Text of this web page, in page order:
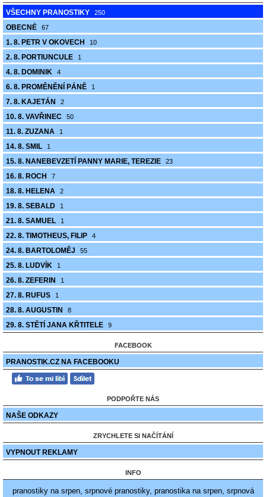
VŠECHNY PRANOSTIKY 250
OBECNÉ 67
1. 8. PETR V OKOVECH 10
2. 8. PORTIUNCULE 1
4. 8. DOMINIK 4
6. 8. PROMĚNĚNÍ PÁNĚ 1
7. 8. KAJETÁN 2
10. 8. VAVŘINEC 50
11. 8. ZUZANA 1
14. 8. SMIL 1
15. 8. NANEBEVZETÍ PANNY MARIE, TEREZIE 23
16. 8. ROCH 7
18. 8. HELENA 2
19. 8. SEBALD 1
21. 8. SAMUEL 1
22. 8. TIMOTHEUS, FILIP 4
24. 8. BARTOLOMĚJ 55
25. 8. LUDVÍK 1
26. 8. ZEFERIN 1
27. 8. RUFUS 1
28. 8. AUGUSTIN 8
29. 8. STĚTÍ JANA KŘTITELE 9
FACEBOOK
PRANOSTIK.CZ NA FACEBOOKU
PODPOŘTE NÁS
NAŠE ODKAZY
ZRYCHLETE SI NAČÍTÁNÍ
VYPNOUT REKLAMY
INFO
pranostiky na srpen, srpnové pranostiky, pranostika na srpen, srpnová